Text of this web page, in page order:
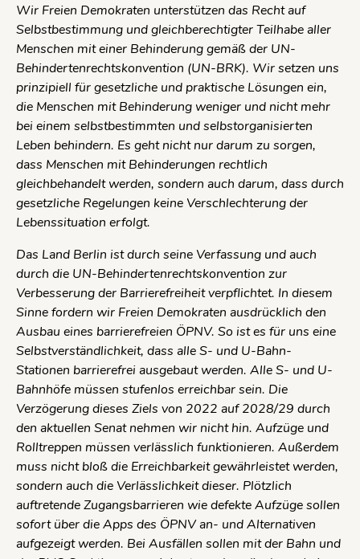
Wir Freien Demokraten unterstützen das Recht auf
Selbstbestimmung und gleichberechtigter Teilhabe aller
Menschen mit einer Behinderung gemäß der UN-
Behindertenrechtskonvention (UN-BRK). Wir setzen uns
prinzipiell für gesetzliche und praktische Lösungen ein,
die Menschen mit Behinderung weniger und nicht mehr
bei einem selbstbestimmten und selbstorganisierten
Leben behindern. Es geht nicht nur darum zu sorgen,
dass Menschen mit Behinderungen rechtlich
gleichbehandelt werden, sondern auch darum, dass durch
gesetzliche Regelungen keine Verschlechterung der
Lebenssituation erfolgt.
Das Land Berlin ist durch seine Verfassung und auch
durch die UN-Behindertenrechtskonvention zur
Verbesserung der Barrierefreiheit verpflichtet. In diesem
Sinne fordern wir Freien Demokraten ausdrücklich den
Ausbau eines barrierefreien ÖPNV. So ist es für uns eine
Selbstverständlichkeit, dass alle S- und U-Bahn-
Stationen barrierefrei ausgebaut werden. Alle S- und U-
Bahnhöfe müssen stufenlos erreichbar sein. Die
Verzögerung dieses Ziels von 2022 auf 2028/29 durch
den aktuellen Senat nehmen wir nicht hin. Aufzüge und
Rolltreppen müssen verlässlich funktionieren. Außerdem
muss nicht bloß die Erreichbarkeit gewährleistet werden,
sondern auch die Verlässlichkeit dieser. Plötzlich
auftretende Zugangsbarrieren wie defekte Aufzüge sollen
sofort über die Apps des ÖPNV an- und Alternativen
aufgezeigt werden. Bei Ausfällen sollen mit der Bahn und